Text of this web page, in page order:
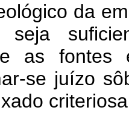
da
seja
as fontes
se juízo